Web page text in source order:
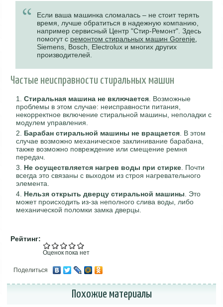
Если ваша машинка сломалась – не стоит терять
время, лучше обратиться в надежную компанию,
например сервисный Центр "Стир-Ремонт". Здесь
помогут с ремонтом стиральных машин Gorenje
Siemens, Bosch, Electrolux и многих других
производителей.
Частые неисправности стиральных машин
Стиральная машина не включается . Возможные
проблемы в этом случае: неисправности питания,
некорректное включение стиральной машины, неполадки с
модулем управления.
Барабан стиральной машины не вращается . В этом
случае возможно механическое заклинивание барабана,
также возможно повреждение или смещение ремня
передач.
Не осуществляется нагрев воды при стирке . Почти
всегда это связаны с выходом из строя нагревательного
элемента.
Нельзя открыть дверцу стиральной машины . Это
может происходить из-за неполного слива воды, либо
механической поломки замка дверцы.
Рейтинг:
Оценок пока нет
Поделиться
Похожие материалы